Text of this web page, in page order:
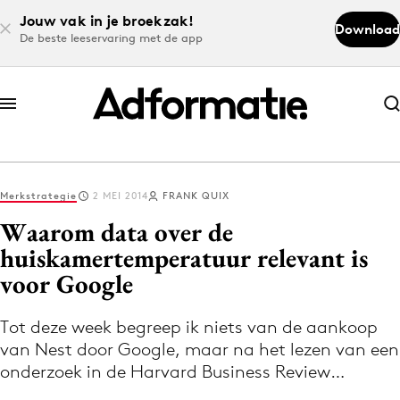
Jouw vak in je broekzak!
De beste leeservaring met de app
Download
Abonneer nu
Abonneer nu
Log in
Download de app
Volg het laatste nieuws via de Adformatie
Nieuws app
Merkstrategie 2 MEI 2014 FRANK QUIX
Waarom data over de
huiskamertemperatuur relevant is
voor Google
Tot deze week begreep ik niets van de aankoop
van Nest door Google, maar na het lezen van een
onderzoek in de Harvard Business Review…